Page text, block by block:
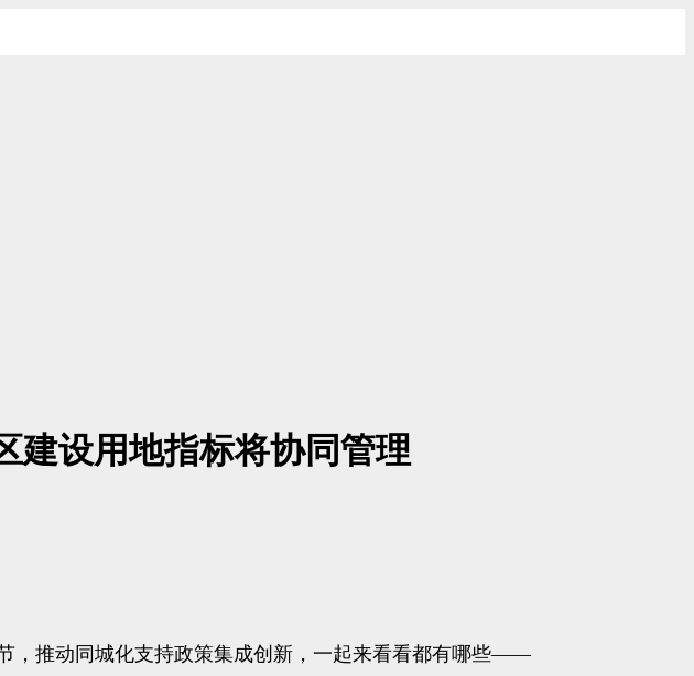
建设用地指标将协同管理
，推动同城化支持政策集成创新，一起来看看都有哪些——